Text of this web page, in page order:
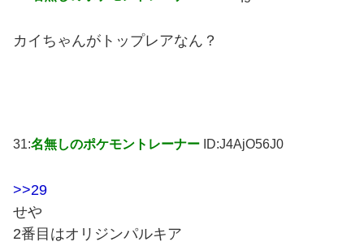
カイちゃんがトップレアなん？
31:名無しのポケモントレーナー ID:J4AjO56J0
>>29
せや
2番目はオリジンパルキア